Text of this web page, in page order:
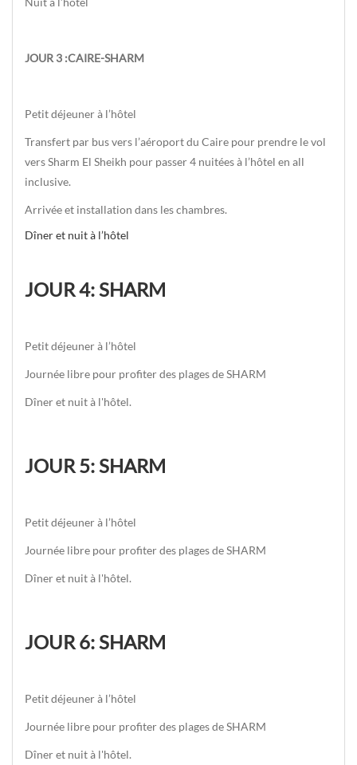
JOUR 3 :CAIRE-SHARM
Petit déjeuner à l’hôtel
Transfert par bus vers l’aéroport du Caire pour prendre le vol
vers Sharm El Sheikh pour passer 4 nuitées à l’hôtel en all
inclusive.
Arrivée et installation dans les chambres.
Dîner et nuit à l’hôtel
JOUR 4: SHARM
Petit déjeuner à l’hôtel
Journée libre pour profiter des plages de SHARM
Dîner et nuit à l'hôtel.
JOUR 5: SHARM
Petit déjeuner à l’hôtel
Journée libre pour profiter des plages de SHARM
Dîner et nuit à l'hôtel.
JOUR 6: SHARM
Petit déjeuner à l’hôtel
Journée libre pour profiter des plages de SHARM
Dîner et nuit à l'hôtel.